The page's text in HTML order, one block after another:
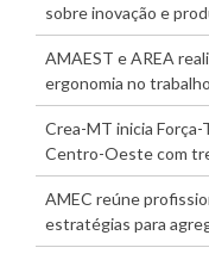
sobre inovação e
AMAEST e AREA
ergonomia no trabalho
Crea-MT inicia Força-
Centro-Oeste com
AMEC reúne
estratégias para